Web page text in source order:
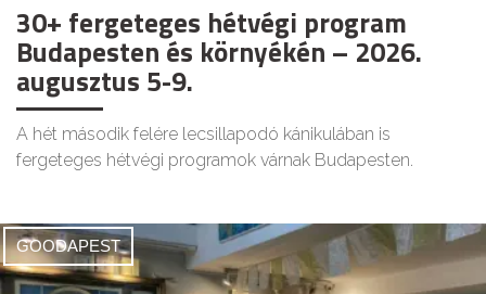
30+ fergeteges hétvégi program
Budapesten és környékén – 2026.
augusztus 5-9.
A hét második felére lecsillapodó kánikulában is
fergeteges hétvégi programok várnak Budapesten.
GOODAPEST